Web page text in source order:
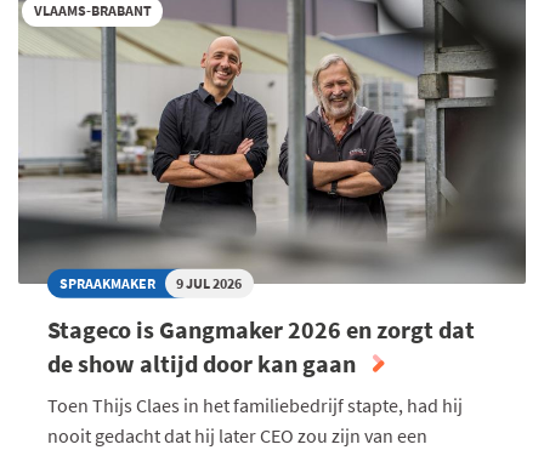
VLAAMS-BRABANT
SPRAAKMAKER 9 JUL 2026
Stageco is Gangmaker 2026 en zorgt dat
de show altijd door kan gaan
Toen Thijs Claes in het familiebedrijf stapte, had hij
nooit gedacht dat hij later CEO zou zijn van een